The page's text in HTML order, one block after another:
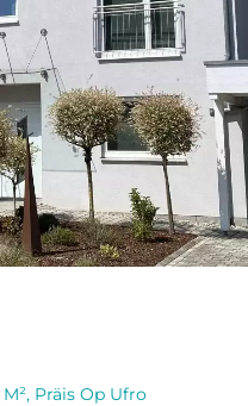
Präis Op Ufro